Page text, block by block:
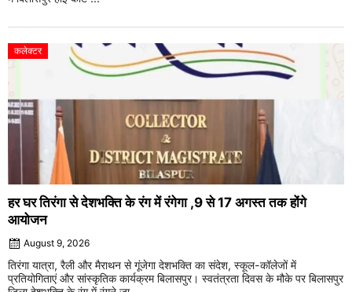
कलेक्टर
हर घर तिरंगा से देशभक्ति के रंग में रंगेगा ,9 से 17 अगस्त तक होंगे
आयोजन
August 9, 2026
तिरंगा यात्रा, रैली और मैराथन से गूंजेगा देशभक्ति का संदेश, स्कूल-कॉलेजों में
प्रतियोगिताएं और सांस्कृतिक कार्यक्रम बिलासपुर। स्वतंत्रता दिवस के मौके पर बिलासपुर